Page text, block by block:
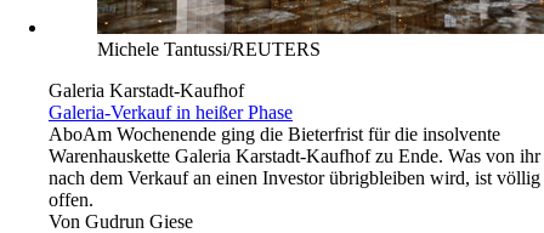
Michele Tantussi/REUTERS
Galeria Karstadt-Kaufhof
Galeria-Verkauf in heißer Phase
AboAm Wochenende ging die Bieterfrist für die insolvente
Warenhauskette Galeria Karstadt-Kaufhof zu Ende. Was von ihr
nach dem Verkauf an einen Investor übrigbleiben wird, ist völlig
offen.
Von Gudrun Giese